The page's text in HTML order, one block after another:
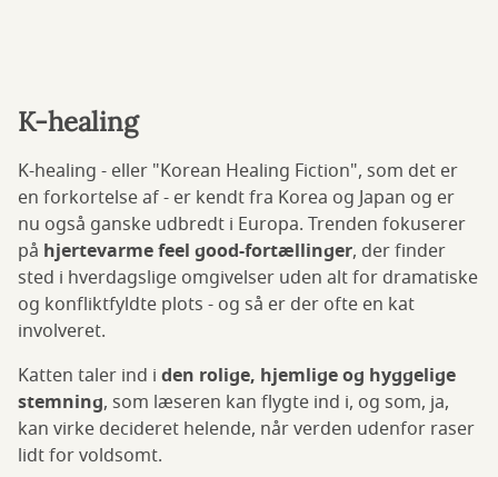
K-healing
K-healing - eller "Korean Healing Fiction", som det er
en forkortelse af - er kendt fra Korea og Japan og er
nu også ganske udbredt i Europa. Trenden fokuserer
på hjertevarme feel good-fortællinger, der finder
sted i hverdagslige omgivelser uden alt for dramatiske
og konfliktfyldte plots - og så er der ofte en kat
involveret.
Katten taler ind i den rolige, hjemlige og hyggelige
stemning, som læseren kan flygte ind i, og som, ja,
kan virke decideret helende, når verden udenfor raser
lidt for voldsomt.